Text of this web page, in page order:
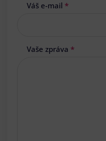
Váš e-mail *
Vaše zpráva *